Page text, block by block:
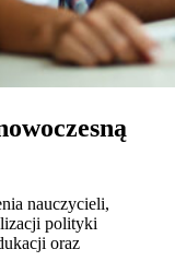
nauczycieli,
polityki
oraz